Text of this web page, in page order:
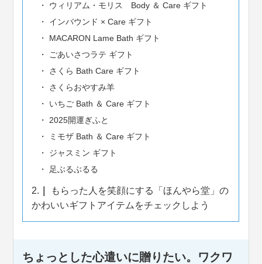
ウィリアム・モリス Body ＆ Care ギフト
インバウンド × Care ギフト
MACARON Lame Bath ギフト
ごあいさつラテ ギフト
さくら Bath Care ギフト
さくらおやすみ羊
いちご Bath ＆ Care ギフト
2025開運ぎふと
ミモザ Bath ＆ Care ギフト
ジャスミン ギフト
足ぶるぶるる
2.
もらった人を笑顔にする「ほんやら堂」の
かわいいギフトアイテムをチェックしよう
ちょっとした心遣いに贈りたい。ワクワ